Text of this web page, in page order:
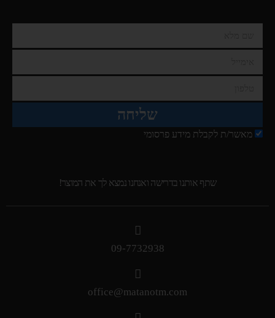
מאשר/ת לקבלת מידע פרסומי
שליחה
שתף אותנו בדרישה ואנחנו נמצא לך את המוצר!
09-7732938
office@matanotm.com